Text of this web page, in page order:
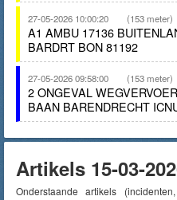
27-05-2026 10:00:20 (153 meter)
A1 AMBU 17136
BARDRT BON 81192
27-05-2026 09:58:00 (153 meter)
2 ONGEVAL
BAAN BARENDRECHT
Artikels 15-03-
Onderstaande artikels